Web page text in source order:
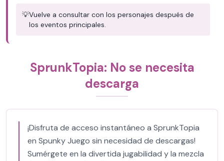
💡Vuelve a consultar con los personajes después de
los eventos principales.
SprunkTopia: No se necesita
descarga
¡Disfruta de acceso instantáneo a SprunkTopia
en Spunky Juego sin necesidad de descargas!
Sumérgete en la divertida jugabilidad y la mezcla